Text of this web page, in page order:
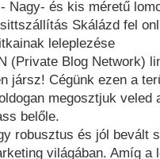
Nagy- és kis méretű
Skálázd fel
leleplezése
(Private Blog Network)
jársz! Cégünk ezen a
megosztjuk veled
belőle.
robusztus és jól bevált
világában. Amíg a